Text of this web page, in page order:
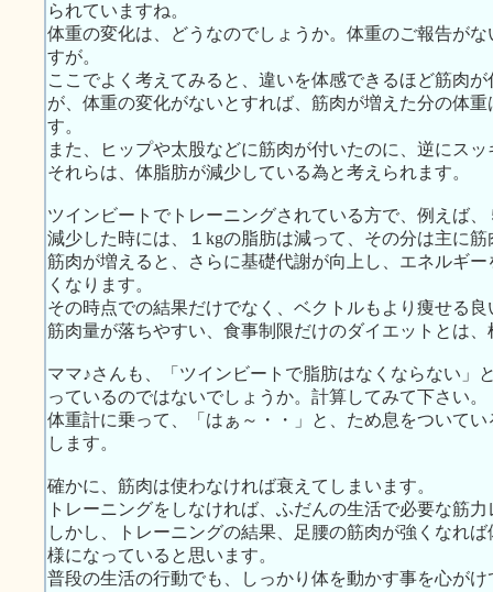
られていますね。
体重の変化は、どうなのでしょうか。体重のご報告が
すが。
ここでよく考えてみると、違いを体感できるほど筋肉
が、体重の変化がないとすれば、筋肉が増えた分の体
す。
また、ヒップや太股などに筋肉が付いたのに、逆にス
それらは、体脂肪が減少している為と考えられます。
ツインビートでトレーニングされている方で、例えば
減少した時には、１kgの脂肪は減って、その分は主に
筋肉が増えると、さらに基礎代謝が向上し、エネルギ
くなります。
その時点での結果だけでなく、ベクトルもより痩せる
筋肉量が落ちやすい、食事制限だけのダイエットとは
ママ♪さんも、「ツインビートで脂肪はなくならない」
っているのではないでしょうか。計算してみて下さい。
体重計に乗って、「はぁ～・・」と、ため息をついて
します。
確かに、筋肉は使わなければ衰えてしまいます。
トレーニングをしなければ、ふだんの生活で必要な筋
しかし、トレーニングの結果、足腰の筋肉が強くなれ
様になっていると思います。
普段の生活の行動でも、しっかり体を動かす事を心が